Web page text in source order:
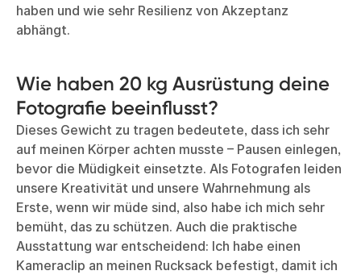
haben und wie sehr Resilienz von Akzeptanz
abhängt.
Wie haben 20 kg Ausrüstung deine
Fotografie beeinflusst?
Dieses Gewicht zu tragen bedeutete, dass ich sehr
auf meinen Körper achten musste – Pausen einlegen,
bevor die Müdigkeit einsetzte. Als Fotografen leiden
unsere Kreativität und unsere Wahrnehmung als
Erste, wenn wir müde sind, also habe ich mich sehr
bemüht, das zu schützen. Auch die praktische
Ausstattung war entscheidend: Ich habe einen
Kameraclip an meinen Rucksack befestigt, damit ich